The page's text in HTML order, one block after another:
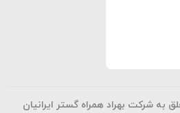
به شرکت بهراد همراه گستر ایرانیان